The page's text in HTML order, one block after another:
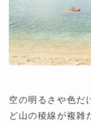
空の明るさや色だ
ど山の稜線が複雑